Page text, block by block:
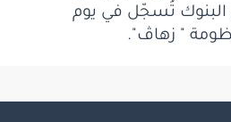
البنوك تُسجّل في يوم
" زهاڤ".